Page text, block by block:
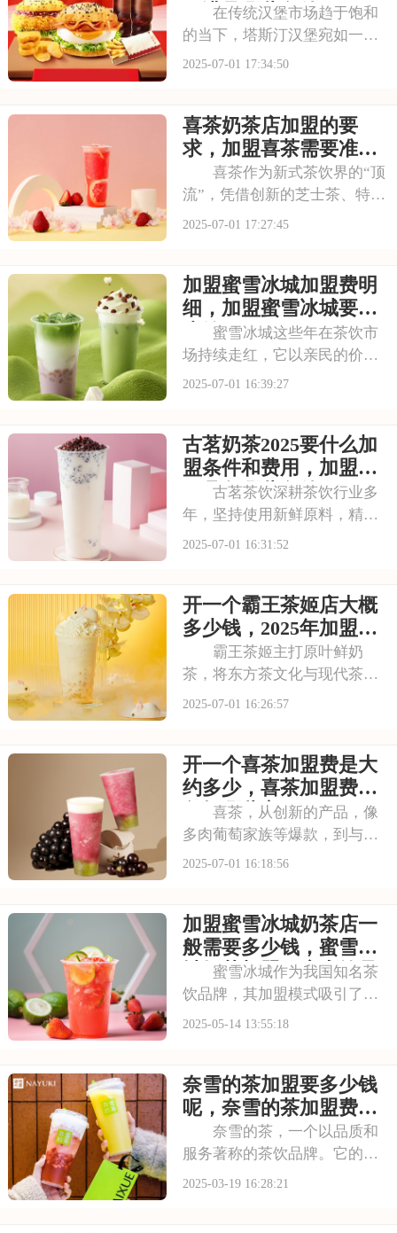
古茗投资预
要满足哪些条件
在传统汉堡市场趋于饱和
的当下，塔斯汀汉堡宛如一股
清流，以创新的姿态闯入大众
独特的商业模式所吸引，想要
借助塔斯汀的品牌力量开启自
己的创业之路。那么
2025-07-01 17:34:50
喜茶奶茶店加盟的要
求，加盟喜茶需要准备
哪些资金
喜茶作为新式茶饮界的“顶
流”，凭借创新的芝士茶、特色
果茶，还有时尚的门店设计，
多少钱？需要满足哪些条件？
以下是喜茶奶茶店加盟的要
求，加盟喜茶需要
2025-07-01 17:27:45
加盟蜜雪冰城加盟费明
细，加盟蜜雪冰城要多
少钱
蜜雪冰城这些年在茶饮市
场持续走红，它以亲民的价格
和丰富的产品线，覆盖了广泛
投资者心动不已。那么，加盟
蜜雪冰城需要多少费用呢？下
面就来看看加盟蜜雪
2025-07-01 16:39:27
古茗奶茶2025要什么加
盟条件和费用，加盟需
要具备哪些条件
古茗茶饮深耕茶饮行业多
年，坚持使用新鲜原料，精心
调配每一杯饮品，以稳定的品
力，不少投资者想加盟。那
么，加盟古茗的费用情况如何
呢？下面就来看看古茗
2025-07-01 16:31:52
开一个霸王茶姬店大概
多少钱，2025年加盟费
用明细与成本预算
霸王茶姬主打原叶鲜奶
茶，将东方茶文化与现代茶饮
巧妙结合。以“原叶鲜奶茶”为
茶饮市场脱颖而出。不少投资
者被其吸引，以下是开一个霸
王茶姬店大概多少钱，
2025-07-01 16:26:57
开一个喜茶加盟费是大
约多少，喜茶加盟费用
包括哪些方面
喜茶，从创新的产品，像
多肉葡萄家族等爆款，到与知
名品牌跨界联名提升影响力，
是大约多少，喜茶加盟费用包
括哪些方面的具体分析！希望
能为您提供参考~
2025-07-01 16:18:56
加盟蜜雪冰城奶茶店一
般需要多少钱，蜜雪冰
城奶茶加盟开店大约是
多少
蜜雪冰城作为我国知名茶
饮品牌，其加盟模式吸引了众
多创业者关注。加盟费用方
和店铺规模而异。同时，加盟
者需满足的资金实力和经营管
理能力，并接受总部的
2025-05-14 13:55:18
奈雪的茶加盟要多少钱
呢，奈雪的茶加盟费用
明细公布
奈雪的茶，一个以品质和
服务著称的茶饮品牌。它的产
品不仅好喝，而且环境舒适，
2025-03-19 16:28:21